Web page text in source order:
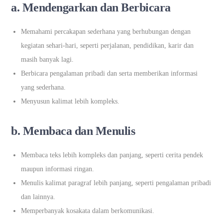
a. Mendengarkan dan Berbicara
Memahami percakapan sederhana yang berhubungan dengan
kegiatan sehari-hari, seperti perjalanan, pendidikan, karir dan
masih banyak lagi.
Berbicara pengalaman pribadi dan serta memberikan informasi
yang sederhana.
Menyusun kalimat lebih kompleks.
b. Membaca dan Menulis
Membaca teks lebih kompleks dan panjang, seperti cerita pendek
maupun informasi ringan.
Menulis kalimat paragraf lebih panjang, seperti pengalaman pribadi
dan lainnya.
Memperbanyak kosakata dalam berkomunikasi.